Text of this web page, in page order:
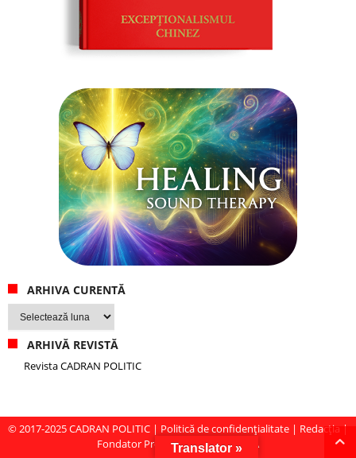
ARHIVA CURENTĂ
curentă
ARHIVĂ REVISTĂ
Revista CADRAN POLITIC
© 2017-2025CADRAN POLITIC | Politică de confidențialitate | Redacția |
Fondator Prof. Dr. Virginia MIRCEA
Translator »